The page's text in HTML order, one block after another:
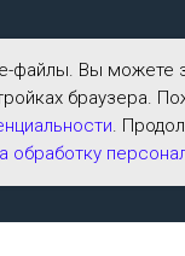
файлы. Вы можете
браузера.
.
обработку